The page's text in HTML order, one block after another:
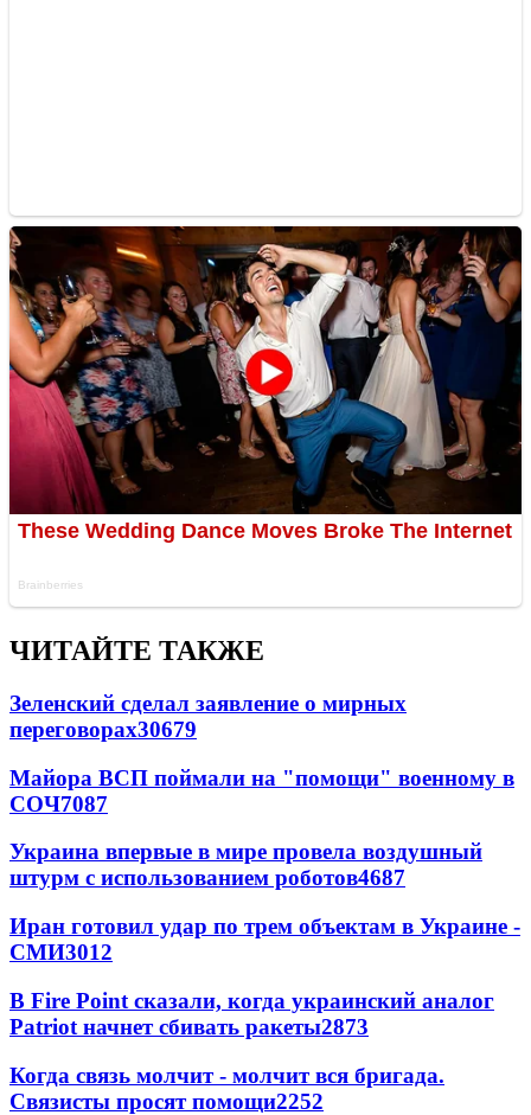
ЧИТАЙТЕ ТАКЖЕ
Зеленский сделал заявление о мирных
переговорах30679
Майора ВСП поймали на "помощи" военному в
СОЧ7087
Украина впервые в мире провела воздушный
штурм с использованием роботов4687
Иран готовил удар по трем объектам в Украине -
СМИ3012
В Fire Point сказали, когда украинский аналог
Patriot начнет сбивать ракеты2873
Когда связь молчит - молчит вся бригада.
Связисты просят помощи2252